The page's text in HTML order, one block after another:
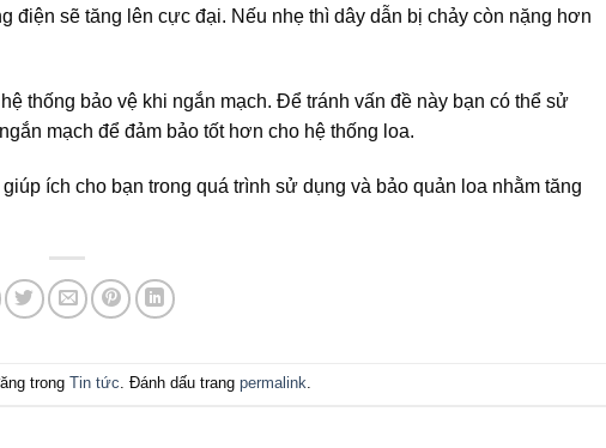
điện sẽ tăng lên cực đại. Nếu nhẹ thì dây dẫn bị chảy còn nặng hơn
thống bảo vệ khi ngắn mạch. Để tránh vấn đề này bạn có thể sử
mạch để đảm bảo tốt hơn cho hệ thống loa.
ích cho bạn trong quá trình sử dụng và bảo quản loa nhằm tăng
trong Tin tức. Đánh dấu trang permalink.